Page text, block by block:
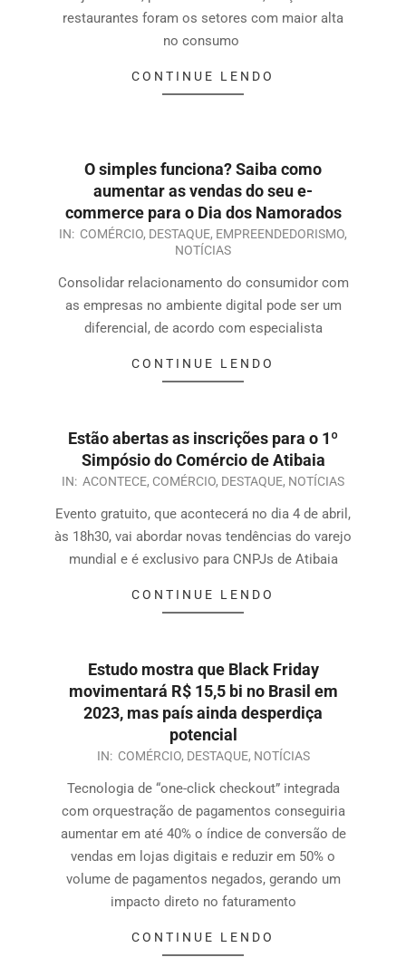
restaurantes foram os setores com maior alta
no consumo
CONTINUE LENDO
O simples funciona? Saiba como
aumentar as vendas do seu e-
commerce para o Dia dos Namorados
IN: COMÉRCIO, DESTAQUE, EMPREENDEDORISMO,
NOTÍCIAS
Consolidar relacionamento do consumidor com
as empresas no ambiente digital pode ser um
diferencial, de acordo com especialista
CONTINUE LENDO
Estão abertas as inscrições para o 1º
Simpósio do Comércio de Atibaia
IN: ACONTECE, COMÉRCIO, DESTAQUE, NOTÍCIAS
Evento gratuito, que acontecerá no dia 4 de abril,
às 18h30, vai abordar novas tendências do varejo
mundial e é exclusivo para CNPJs de Atibaia
CONTINUE LENDO
Estudo mostra que Black Friday
movimentará R$ 15,5 bi no Brasil em
2023, mas país ainda desperdiça
potencial
IN: COMÉRCIO, DESTAQUE, NOTÍCIAS
Tecnologia de “one-click checkout” integrada
com orquestração de pagamentos conseguiria
aumentar em até 40% o índice de conversão de
vendas em lojas digitais e reduzir em 50% o
volume de pagamentos negados, gerando um
impacto direto no faturamento
CONTINUE LENDO